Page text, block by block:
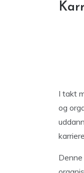
I takt
og